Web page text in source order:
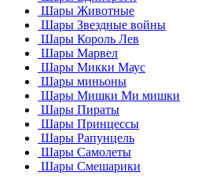
Шары Животные
Шары Звездные войны
Шары Король Лев
Шары Марвел
Шары Микки Маус
Шары миньоны
Шары Мишки Ми мишки
Шары Пираты
Шары Принцессы
Шары Рапунцель
Шары Самолеты
Шары Смешарики